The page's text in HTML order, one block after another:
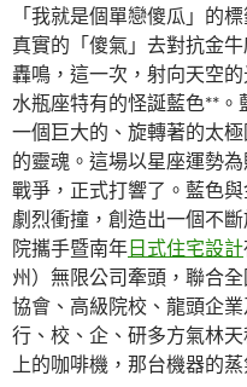
「我就是個單戀傻瓜」的
真實的「傻氣」去對抗金
轟鳴，這一次，射向天空
水瓶座特有的怪誕藍色**
一個巨大的、旋轉著的太
的靈魂。這場以星座運勢
戰爭，正式打響了。藍色
劇烈衝撞，創造出一個不
院攜手暨南年日式住宅設計
州）無限公司牽頭，聯合
協會、高級院校、龍頭企
行、校、企、研多方氣林
上的咖啡機，那台機器的